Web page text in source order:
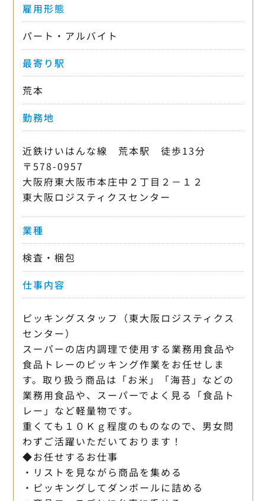
雇用形態
パート・アルバイト
最寄り駅
荒本
勤務地
近鉄けいはんな線 荒本駅 徒歩13分
〒578-0957
大阪府東大阪市本庄中２丁目２－１２
東大阪ロジスティクスセンター
業種
検査・梱包
仕事内容
ピッキングスタッフ（東大阪ロジスティクス
センター）
スーパーの店内調理で使用する業務用食品や
食品トレーのピッキング作業をお任せしま
す。取り扱う商品は「お米」「海苔」などの
業務用食品や、スーパーでよく見る「食品ト
レー」など軽量物です。
重くても１０Ｋｇ程度のものなので、男女問
わずご活躍いただいております！
◆お任せするお仕事
・リストを見ながら商品を集める
・ピッキングしてダンボールに詰める